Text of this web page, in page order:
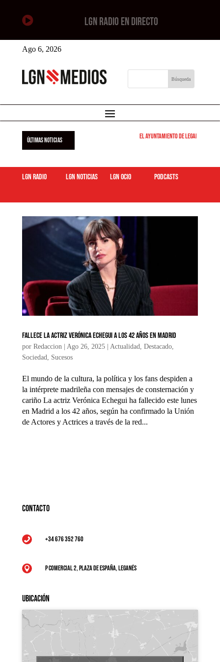
 LGN RADIO EN DIRECTO
Ago 6, 2026
ÚLTIMAS NOTICIAS El Ayuntamiento de Leganés
LGN Radio LGN Noticias LGN ocio podcasts
Fallece la actriz Verónica Echegui a los 42 años en Madrid
por Redaccion| Ago 26, 2025| Actualidad, Destacado,
Sociedad, Sucesos
El mundo de la cultura, la política y los fans despiden a
la intérprete madrileña con mensajes de consternación y
cariño La actriz Verónica Echegui ha fallecido este lunes
en Madrid a los 42 años, según ha confirmado la Unión
de Actores y Actrices a través de la red...
Contacto
 +34 676 352 760
 P Comercial 2, Plaza de España, Leganés
Ubicación